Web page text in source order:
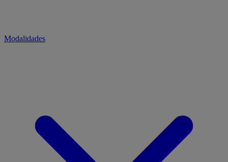
Modalidades